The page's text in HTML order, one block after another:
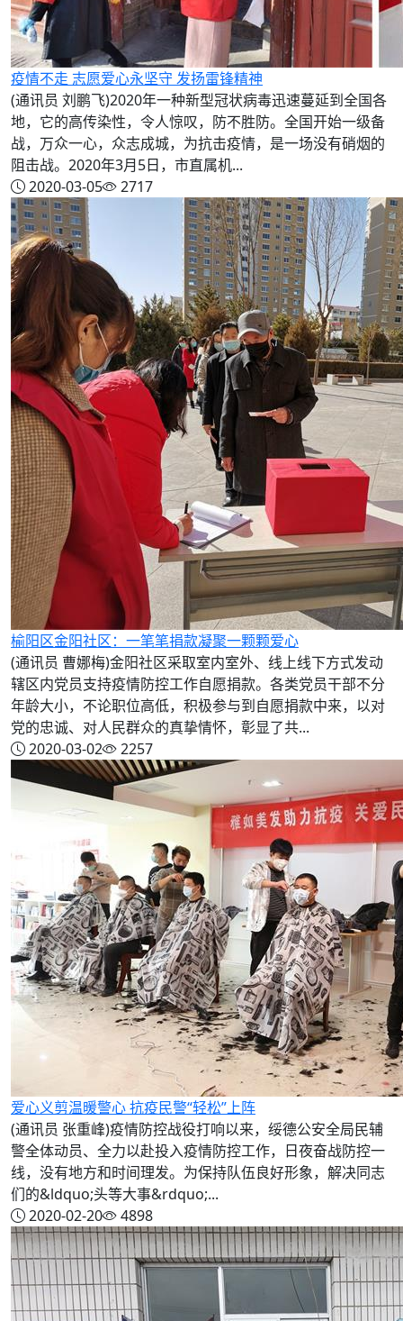
疫情不走 志愿爱心永坚守 发扬雷锋精神
(通讯员 刘鹏飞)2020年一种新型冠状病毒迅速蔓延到全国各
地，它的高传染性，令人惊叹，防不胜防。全国开始一级备
战，万众一心，众志成城，为抗击疫情，是一场没有硝烟的
阻击战。2020年3月5日，市直属机...
2020-03-05
2717
榆阳区金阳社区：一笔笔捐款凝聚一颗颗爱心
(通讯员 曹娜梅)金阳社区采取室内室外、线上线下方式发动
辖区内党员支持疫情防控工作自愿捐款。各类党员干部不分
年龄大小，不论职位高低，积极参与到自愿捐款中来，以对
党的忠诚、对人民群众的真挚情怀，彰显了共...
2020-03-02
2257
爱心义剪温暖警心 抗疫民警“轻松”上阵
(通讯员 张重峰)疫情防控战役打响以来，绥德公安全局民辅
警全体动员、全力以赴投入疫情防控工作，日夜奋战防控一
线，没有地方和时间理发。为保持队伍良好形象，解决同志
们的&ldquo;头等大事&rdquo;...
2020-02-20
4898